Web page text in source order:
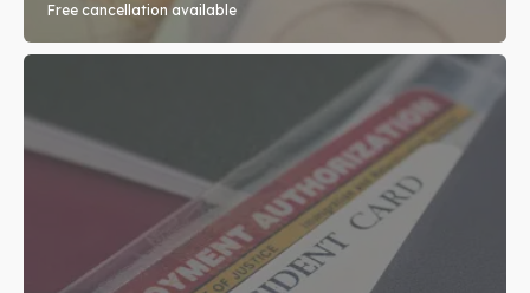
Free cancellation available